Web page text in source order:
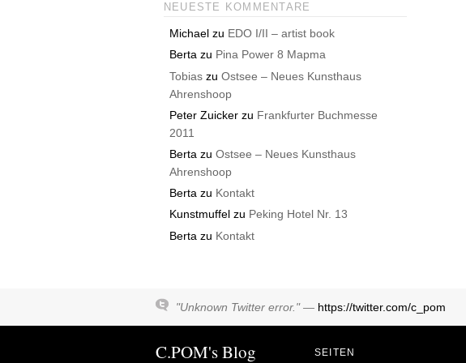
NEUESTE KOMMENTARE
Michael zu EDO I/II – artist book
Berta zu Pina Power 8 Mapma
Tobias zuOstsee – Neues Kunsthaus
Ahrenshoop
Peter Zuicker zu Frankfurter Buchmesse
2011
Berta zuOstsee – Neues Kunsthaus
Ahrenshoop
Berta zu Kontakt
Kunstmuffel zu Peking Hotel Nr. 13
Berta zu Kontakt
"Unknown Twitter error." — https://twitter.com/c_pom
C.POM's Blog SEITEN